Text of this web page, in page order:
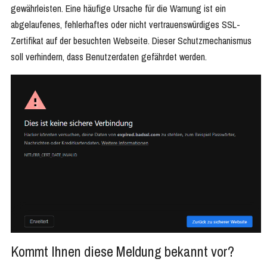
gewährleisten. Eine häufige Ursache für die Warnung ist ein
abgelaufenes, fehlerhaftes oder nicht vertrauenswürdiges SSL-
Zertifikat auf der besuchten Webseite. Dieser Schutzmechanismus
soll verhindern, dass Benutzerdaten gefährdet werden.
Kommt Ihnen diese Meldung bekannt vor?